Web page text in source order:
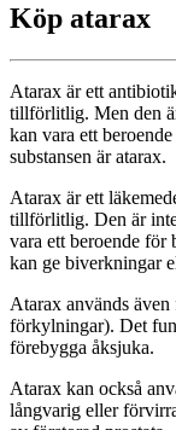
Köp atarax
Atarax är ett
tillförlitlig. Men den
kan vara ett
substansen är atarax.
Atarax är ett
tillförlitlig. Den är
vara ett beroende för
kan ge biverkningar
Atarax används
förkylningar). Det
förebygga åksjuka.
Atarax kan också
långvarig eller